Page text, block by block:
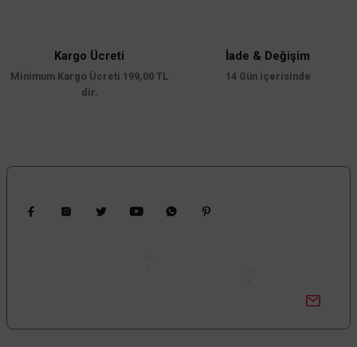
Ürün fiyatı diğer sitelerden daha pahalı.
Bu ürüne benzer farklı alternatifler olmalı.
Kargo Ücreti
Minimum Kargo Ücreti 199,00 TL
dir.
İade & Değişim
14 Gün içerisinde